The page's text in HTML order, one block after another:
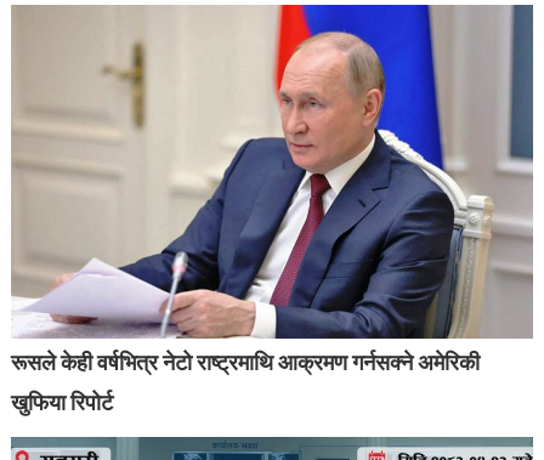
रूसले केही वर्षभित्र नेटो राष्ट्रमाथि आक्रमण गर्नसक्ने अमेरिकी
खुफिया रिपोर्ट